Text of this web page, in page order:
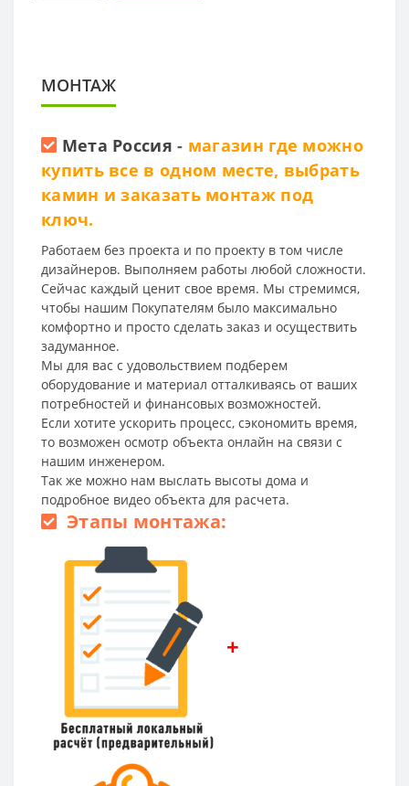
МОНТАЖ
Мета Россия - магазин где можно
купить все в одном месте, выбрать
камин и заказать монтаж под
ключ.
Работаем без проекта и по проекту в том числе
дизайнеров. Выполняем работы любой сложности.
Сейчас каждый ценит свое время. Мы стремимся,
чтобы нашим Покупателям было максимально
комфортно и просто сделать заказ и осуществить
задуманное.
Мы для вас с удовольствием подберем
оборудование и материал отталкиваясь от ваших
потребностей и финансовых возможностей.
Если хотите ускорить процесс, сэкономить время,
то возможен осмотр объекта онлайн на связи с
нашим инженером.
Так же можно нам выслать высоты дома и
подробное видео объекта для расчета.
Этапы монтажа:
+